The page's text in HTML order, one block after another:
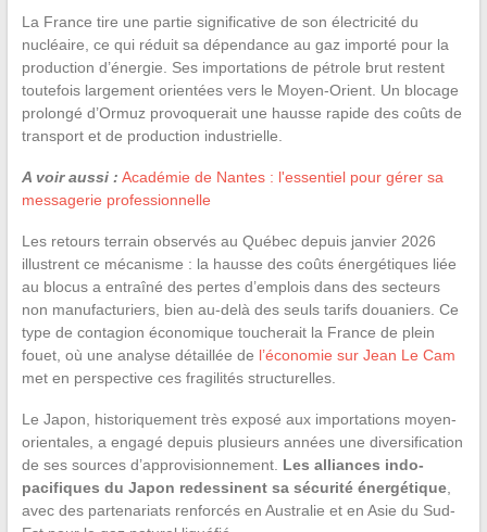
La France tire une partie significative de son électricité du
nucléaire, ce qui réduit sa dépendance au gaz importé pour la
production d’énergie. Ses importations de pétrole brut restent
toutefois largement orientées vers le Moyen-Orient. Un blocage
prolongé d’Ormuz provoquerait une hausse rapide des coûts de
transport et de production industrielle.
A voir aussi : Académie de Nantes : l'essentiel pour gérer sa
messagerie professionnelle
Les retours terrain observés au Québec depuis janvier 2026
illustrent ce mécanisme : la hausse des coûts énergétiques liée
au blocus a entraîné des pertes d’emplois dans des secteurs
non manufacturiers, bien au-delà des seuls tarifs douaniers. Ce
type de contagion économique toucherait la France de plein
fouet, où une analyse détaillée de l’économie sur Jean Le Cam
met en perspective ces fragilités structurelles.
Le Japon, historiquement très exposé aux importations moyen-
orientales, a engagé depuis plusieurs années une diversification
de ses sources d’approvisionnement. Les alliances indo-
pacifiques du Japon redessinent sa sécurité énergétique,
avec des partenariats renforcés en Australie et en Asie du Sud-